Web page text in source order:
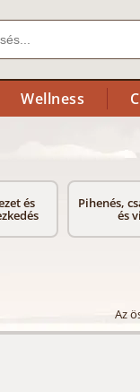
Wellness
és Pihenés,
és
Az